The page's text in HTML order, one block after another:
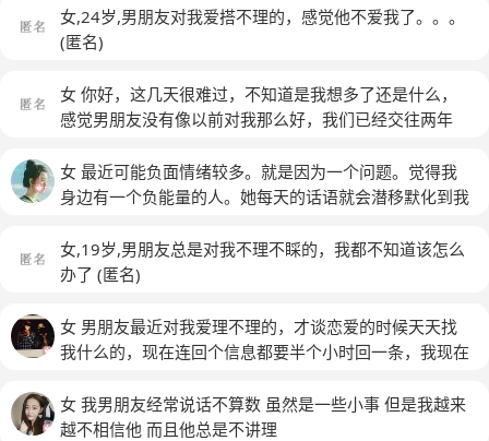
女,24岁,男朋友对我爱搭不理的，感觉他不爱我了。。。
(匿名)
女 你好，这几天很难过，不知道是我想多了还是什么，
感觉男朋友没有像以前对我那么好，我们已经交往两年
天，感觉他对我冷淡了，也不找我聊天了，就在家看电
影，也不找我聊天，之前每天都找，现在好像变了一样，
女 最近可能负面情绪较多。就是因为一个问题。觉得我
身边有一个负能量的人。她每天的话语就会潜移默化到我
后，我就会多想。可能因为她也是一个特别爱多想的人。
会因为别人的话语而想多。昨天上学的时候。有一个女生
招呼。昨天的时候呢，他就说。自从以前跟。另外一个女
生玩的时候都没有人跟她打招呼，都是给另外一个女生打
想。难道我这么不受人欢迎吗？那个没有跟我打招呼的女
生是不是讨厌我？要不然他为什么不跟我打招呼呢，她是
女,19岁,男朋友总是对我不理不睬的，我都不知道该怎么
办了 (匿名)
女 男朋友最近对我爱理不理的，才谈恋爱的时候天天找
我什么的，现在连回个信息都要半个小时回一条，我现在
女 我男朋友经常说话不算数 虽然是一些小事 但是我越来
越不相信他 而且他总是不讲理